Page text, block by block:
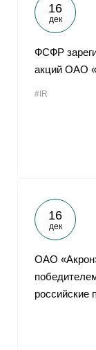
16
дек
ФСФР
акций ОАО
#IR
16
дек
ОАО
российские